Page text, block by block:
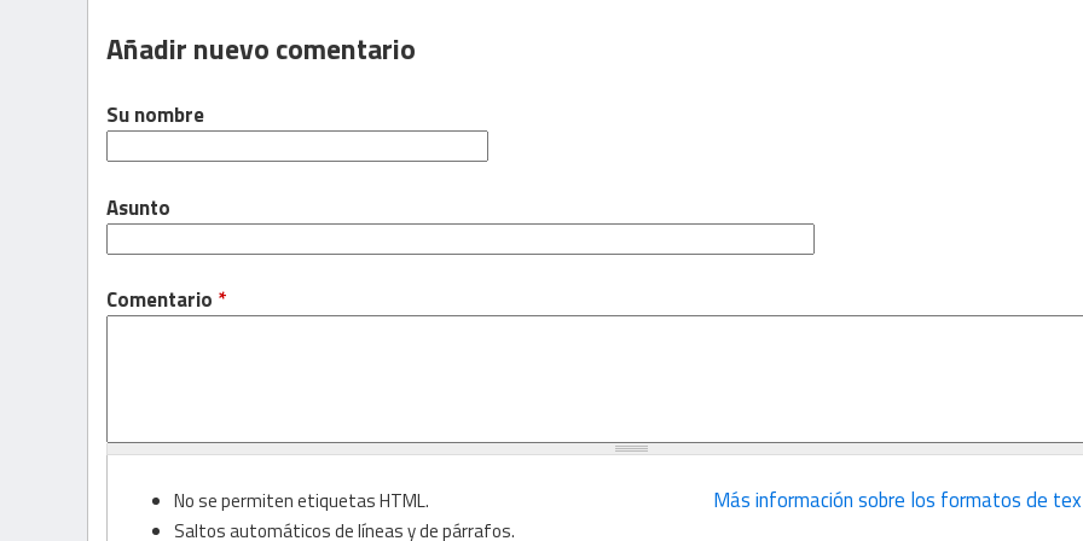
Añadir nuevo comentario
Su nombre
Asunto
Comentario *
Más información sobre los formatos de
No se permiten etiquetas HTML.
Saltos automáticos de líneas y de párrafos.